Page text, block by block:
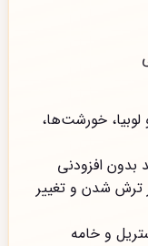
لوبیا، خورشت‌ها،
بدون افزودنی
ترش شدن و تغییر
و خامه